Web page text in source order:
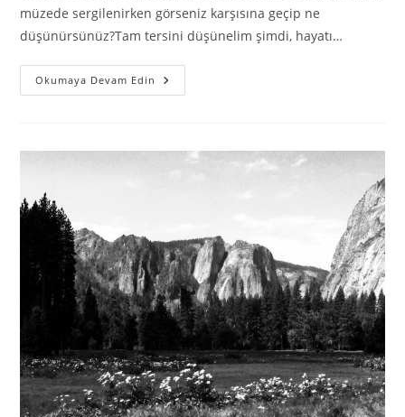
müzede sergilenirken görseniz karşısına geçip ne
düşünürsünüz?Tam tersini düşünelim şimdi, hayatı…
Okumaya Devam Edin